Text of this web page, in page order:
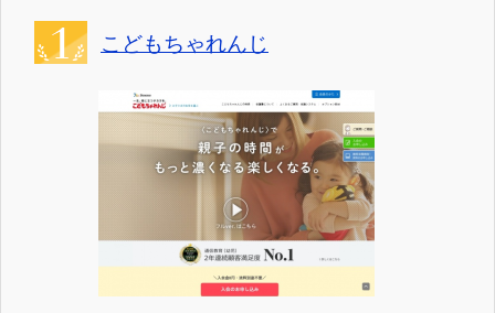
こどもちゃれんじ